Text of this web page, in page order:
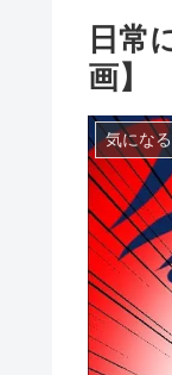
日常
画】
気にな